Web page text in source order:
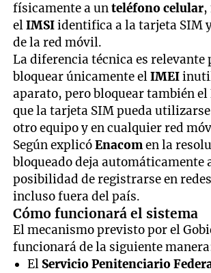
físicamente a unteléfono celular,
elIMSIidentifica a la tarjeta SIM
de la red móvil.
La diferencia técnica es relevante
bloquear únicamente elIMEI
aparato, pero bloquear también el
que la tarjeta SIM pueda
otro equipo y en cualquier red
Según explicóEnacomen la
bloqueado deja automáticamente
posibilidad de registrarse en
incluso fuera del país.
Cómo funcionará el sistema
El mecanismo previsto por el
funcionará de la siguiente
El Servicio Penitenciario